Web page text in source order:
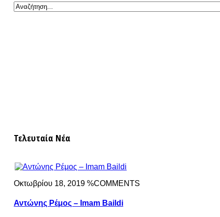
Τελευταία Νέα
Οκτωβρίου 18, 2019 %COMMENTS
Αντώνης Ρέμος – Imam Baildi